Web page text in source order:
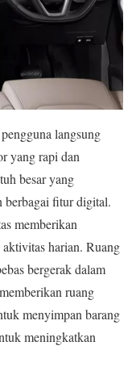
langsung
yang rapi dan
besar yang
berbagai fitur digital.
memberikan
harian. Ruang
bergerak dalam
ruang
menyimpan barang
meningkatkan